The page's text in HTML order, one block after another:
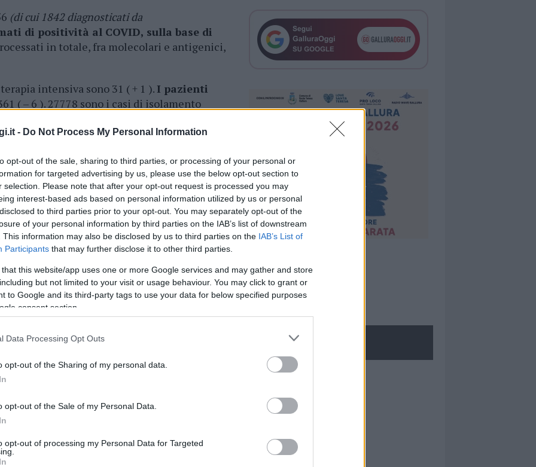
- Do Not Process My Personal Information
opt-out of the sale, sharing to third parties, or processing of your personal or
for targeted advertising by us, please use the below opt-out section to
selection. Please note that after your opt-out request is processed you may
interest-based ads based on personal information utilized by us or personal
to third parties prior to your opt-out. You may separately opt-out of the
of your personal information by third parties on the IAB’s list of downstream
This information may also be disclosed by us to third parties on the IAB’s List of
Participants that may further disclose it to other third parties.
that this website/app uses one or more Google services and may gather and store
but not limited to your visit or usage behaviour. You may click to grant or
to Google and its third-party tags to use your data for below specified purposes
consent section.
Data Processing Opt Outs
opt-out of the Sharing of my personal data.
opt-out of the Sale of my Personal Data.
opt-out of processing my Personal Data for Targeted
(di cui 1842 diagnosticati da
di positività al COVID, sulla base di
in totale, fra molecolari e antigenici,
intensiva sono 31 ( + 1 ). I pazienti
( – 6 ). 27778 sono i casi di isolamento
di 71 e un uomo di 81 anni, residenti
un uomo di 79 anni, residente nella
di 92 anni, residente nella provincia di
cliccandoqui
nella sezioneLogin NECROLOGIE